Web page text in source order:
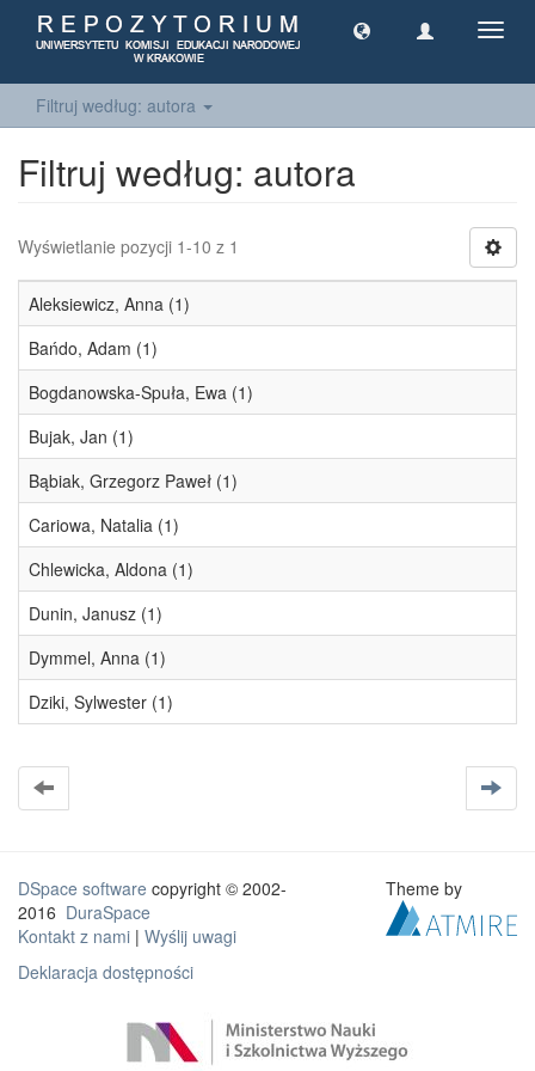
Filtruj według: autora
Filtruj według: autora
Wyświetlanie pozycji 1-10 z 1
Aleksiewicz, Anna (1)
Bańdo, Adam (1)
Bogdanowska-Spuła, Ewa (1)
Bujak, Jan (1)
Bąbiak, Grzegorz Paweł (1)
Cariowa, Natalia (1)
Chlewicka, Aldona (1)
Dunin, Janusz (1)
Dymmel, Anna (1)
Dziki, Sylwester (1)
DSpace software copyright © 2002-
2016 DuraSpace
Kontakt z nami | Wyślij uwagi
Deklaracja dostępności
Theme by